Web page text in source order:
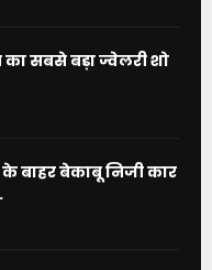
का सबसे बड़ा ज्वेलरी शो
बाहर बेकाबू निजी कार